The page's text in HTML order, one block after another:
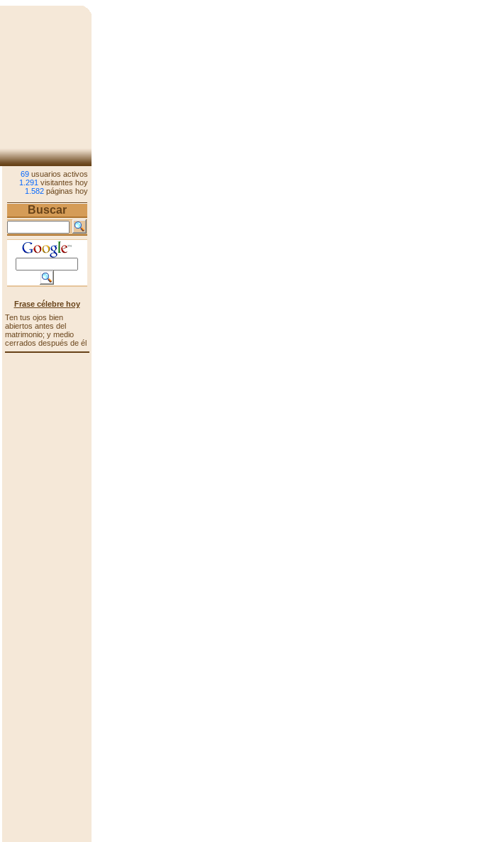
69 usuarios activos
1.291 visitantes hoy
1.582 páginas hoy
Buscar
Frase célebre hoy
Ten tus ojos bien
abiertos antes del
matrimonio; y medio
cerrados después de él